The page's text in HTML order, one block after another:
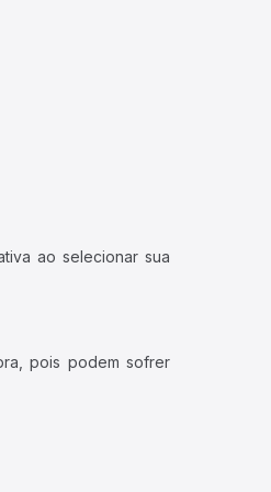
ao selecionar sua
pois podem sofrer